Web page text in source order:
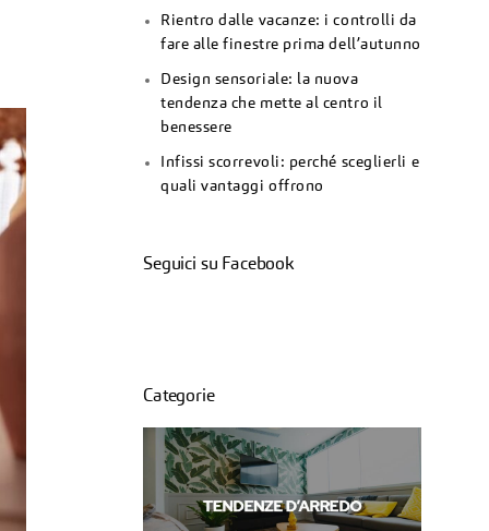
Rientro dalle vacanze: i controlli da
fare alle finestre prima dell’autunno
Design sensoriale: la nuova
tendenza che mette al centro il
benessere
Infissi scorrevoli: perché sceglierli e
quali vantaggi offrono
Seguici su Facebook
Categorie